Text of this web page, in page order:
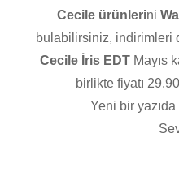
Cecile ürünlerini
bulabilirsiniz, indirimleri
Cecile İris EDT Mayıs
birlikte fiyatı
Yeni bir